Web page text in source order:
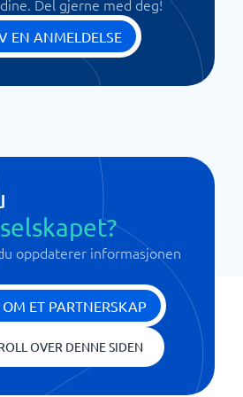
Del gjerne med deg!
EN ANMELDELSE
oppdaterer informasjonen
OM ET PARTNERSKAP
OVER DENNE SIDEN